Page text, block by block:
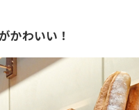
かわいい！